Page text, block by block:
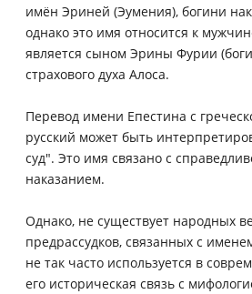
имён Эриней (Эумения), богини
однако это имя относится к
является сыном Эрины Фурии
страхового духа Алоса.
Перевод имени Епестина с
русский может быть
суд". Это имя связано с
наказанием.
Однако, не существует народных
предрассудков, связанных с
не так часто используется в
его историческая связь с